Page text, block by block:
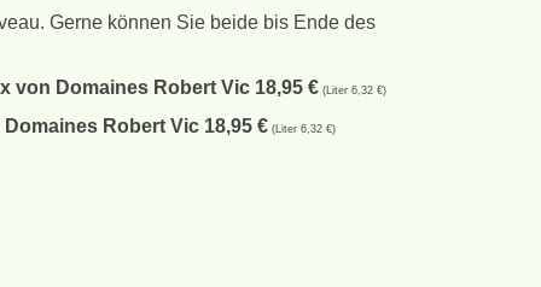
Gerne können Sie beide bis Ende des
von Domaines Robert Vic 18,95 € (Liter 6,32 €)
Robert Vic 18,95 € (Liter 6,32 €)